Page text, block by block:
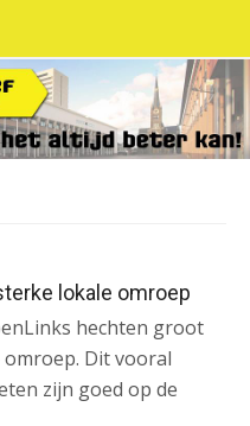
lokale omroep
hechten groot
Dit vooral
zijn goed op de